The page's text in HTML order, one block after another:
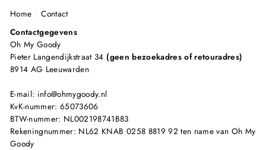
Home / Contact
Contactgegevens
Oh My Goody
Pieter Langendijkstraat 34 (geen bezoekadres of retouradres)
8914 AG Leeuwarden
E-mail: info@ohmygoody.nl
KvK-nummer: 65073606
BTW-nummer: NL002198741B83
Rekeningnummer: NL62 KNAB 0258 8819 92 ten name van Oh My
Goody